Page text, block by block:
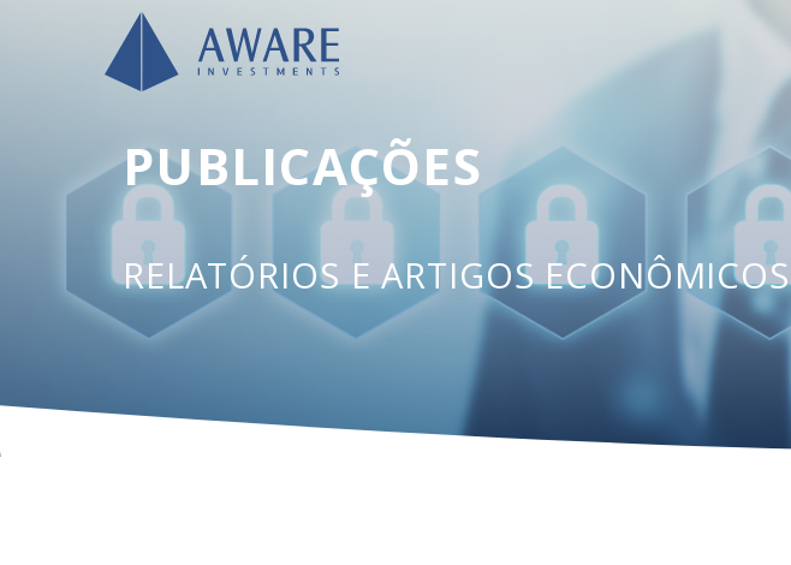
PUBLICAÇÕES
RELATÓRIOS E ARTIGOS ECONÔMICOS